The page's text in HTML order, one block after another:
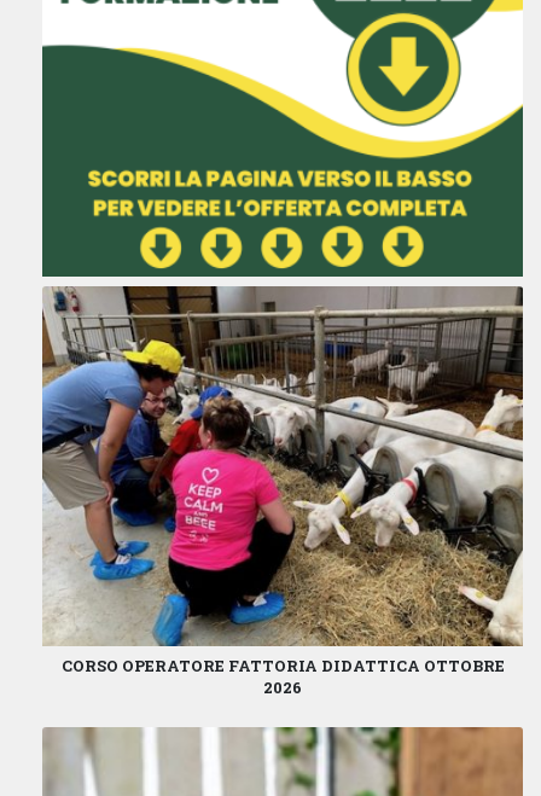
CORSO OPERATORE FATTORIA DIDATTICA OTTOBRE
2026